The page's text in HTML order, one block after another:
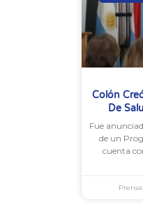
Colón
De
Fue
de un
cuenta